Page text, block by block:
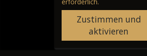
Zustimmen und
aktivieren